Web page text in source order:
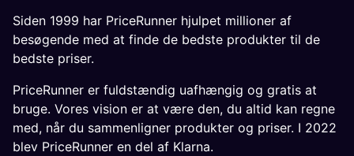
Siden 1999 har PriceRunner hjulpet millioner af
besøgende med at finde de bedste produkter til de
bedste priser.
PriceRunner er fuldstændig uafhængig og gratis at
bruge. Vores vision er at være den, du altid kan regne
med, når du sammenligner produkter og priser. I 2022
blev PriceRunner en del af Klarna.